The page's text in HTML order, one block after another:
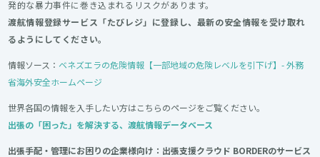
発的な暴力事件に巻き込まれるリスクがあります。
渡航情報登録サービス「たびレジ」に登録し、最新の安全情報を受け取れ
るようにしてください。
情報ソース： ベネズエラの危険情報【一部地域の危険レベルを引下げ】- 外務
省海外安全ホームページ
世界各国の情報を入手したい方はこちらのページをご覧ください。
出張の「困った」を解決する、渡航情報データベース
出張手配・管理にお困りの企業様向け：出張支援クラウド BORDERのサービス